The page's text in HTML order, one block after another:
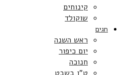
קינוחים
שוקולד
חגים
ראש השנה
יום כיפור
חנוכה